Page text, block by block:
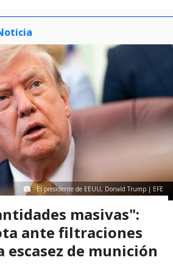
El presidente de EEUU, Donald Trump | EFE
masivas":
ante filtraciones
escasez de munición